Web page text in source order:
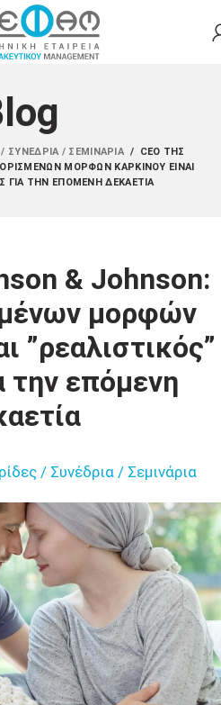
ΣΥΝΈΔΡΙΑ / ΣΕΜΙΝΆΡΙΑ /
CEO ΤΗΣ
ΟΡΙΣΜΈΝΩΝ ΜΟΡΦΏΝ ΚΑΡΚΊΝΟΥ ΕΊΝΑΙ
ΓΙΑ ΤΗΝ ΕΠΌΜΕΝΗ ΔΕΚΑΕΤΊΑ
& Johnson:
μορφών
”ρεαλιστικός”
την επόμενη
/ Συνέδρια / Σεμινάρια